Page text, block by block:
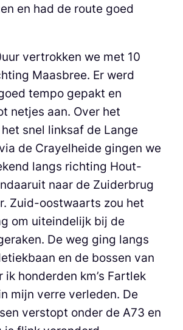
en had de route goed
vertrokken we met 10
Maasbree. Er werd
tempo gepakt en
netjes aan. Over het
snel linksaf de Lange
de Crayelheide gingen we
langs richting Hout-
naar de Zuiderbrug
Zuid-oostwaarts zou het
om uiteindelijk bij de
De weg ging langs
en de bossen van
ik honderden km’s Fartlek
mijn verre verleden. De
verstopt onder de A73 en